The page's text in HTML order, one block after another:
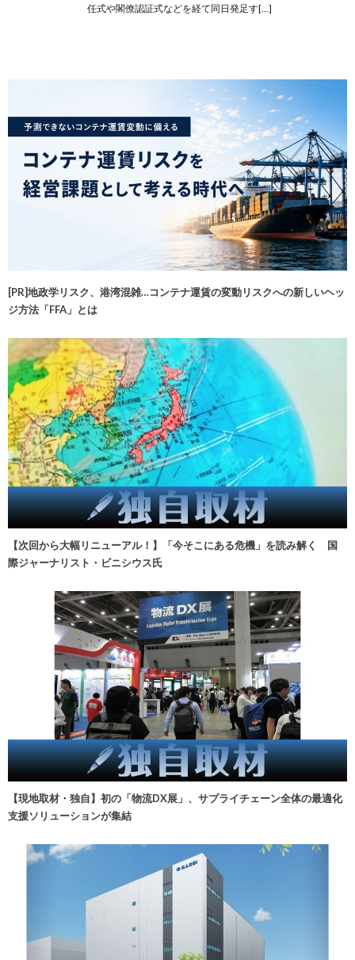
任式や閣僚認証式などを経て同日発足す[…]
[PR]地政学リスク、港湾混雑…コンテナ運賃の変動リスクへの新しいヘッ
ジ方法「FFA」とは
【次回から大幅リニューアル！】「今そこにある危機」を読み解く 国
際ジャーナリスト・ビニシウス氏
【現地取材・独自】初の「物流DX展」、サプライチェーン全体の最適化
支援ソリューションが集結